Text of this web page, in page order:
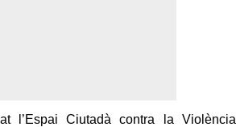
l’Espai Ciutadà contra la Violència